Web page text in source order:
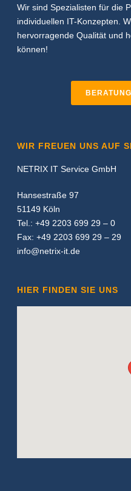
Wir sind Spezialisten für die
individuellen IT-Konzepten.
hervorragende Qualität und
können!
WIR FREUEN UNS AUF
NETRIX IT Service GmbH
Hansestraße 97
51149 Köln
Tel.: +49 2203 699 29 – 0
Fax: +49 2203 699 29 – 29
info@netrix-it.de
HIER FINDEN SIE UNS